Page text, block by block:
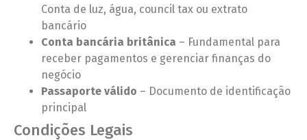
Conta de luz, água, council tax ou extrato
bancário
Conta bancária britânica – Fundamental para
receber pagamentos e gerenciar finanças do
negócio
Passaporte válido – Documento de identificação
principal
Condições Legais